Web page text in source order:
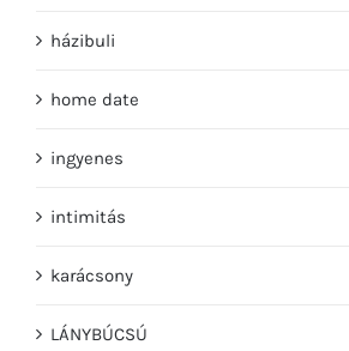
házibuli
home date
ingyenes
intimitás
karácsony
LÁNYBÚCSÚ